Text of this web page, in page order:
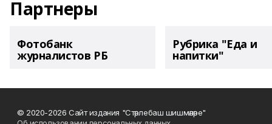
Партнеры
Фотобанк
журналистов РБ
Рубрика "Еда и
напитки"
© 2020-2026 Сайт издания "Стәрлебаш шишмәләре"